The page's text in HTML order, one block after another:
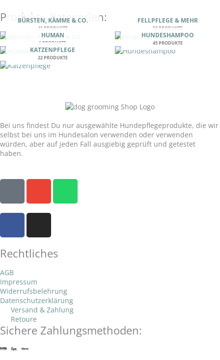
Produkt - Kategorien:
BÜRSTEN, KÄMME & CO.
41 PRODUKTE
FELLPFLEGE & MEHR
58 PRODUKTE
HUMAN
6 PRODUKTE
HUNDESHAMPOO
45 PRODUKTE
KATZENPFLEGE
22 PRODUKTE
Bei uns findest Du nur ausgewählte Hundepflegeprodukte, die wir
selbst bei uns im Hundesalon verwenden oder verwenden
würden, aber auf jeden Fall ausgiebig geprüft und getestet
haben.
P
o
e
E
v
l
o
p
W
a
F
c
e
b
o
o
k
-
f
I
s
t
r
a
m
Rechtliches
AGB
Impressum
Widerrufsbelehrung
Datenschutzerklärung
Versand & Zahlung
Retoure
Sichere Zahlungsmethoden: